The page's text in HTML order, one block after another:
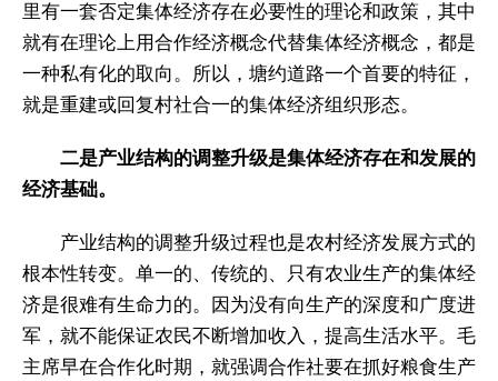
里有一套否定集体经济存在必要性的理论和政策，其中
就有在理论上用合作经济概念代替集体经济概念，都是
一种私有化的取向。所以，塘约道路一个首要的特征，
就是重建或回复村社合一的集体经济组织形态。
二是产业结构的调整升级是集体经济存在和发展的
经济基础。
产业结构的调整升级过程也是农村经济发展方式的
根本性转变。单一的、传统的、只有农业生产的集体经
济是很难有生命力的。因为没有向生产的深度和广度进
军，就不能保证农民不断增加收入，提高生活水平。毛
主席早在合作化时期，就强调合作社要在抓好粮食生产